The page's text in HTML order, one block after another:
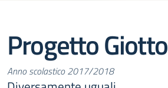
Progetto Giotto
Anno scolastico 2017/2018